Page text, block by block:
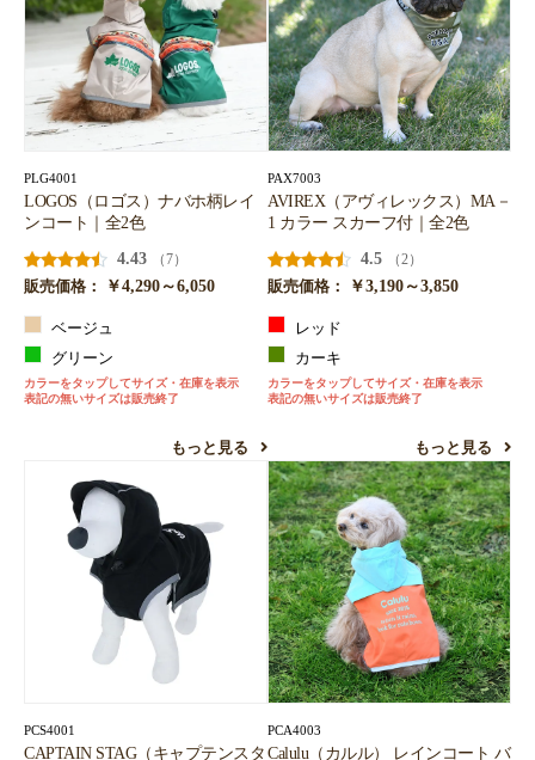
PLG4001
LOGOS（ロゴス）ナバホ柄レイ
ンコート｜全2色
4.43
（7）
販売価格：
￥4,290～6,050
ベージュ
グリーン
カラーをタップしてサイズ・在庫を表示
表記の無いサイズは販売終了
もっと見る
PAX7003
AVIREX（アヴィレックス）MA－
1 カラー スカーフ付｜全2色
4.5
（2）
販売価格：
￥3,190～3,850
レッド
カーキ
カラーをタップしてサイズ・在庫を表示
表記の無いサイズは販売終了
もっと見る
PCS4001
CAPTAIN STAG（キャプテンスタ
PCA4003
Calulu（カルル） レインコート バ